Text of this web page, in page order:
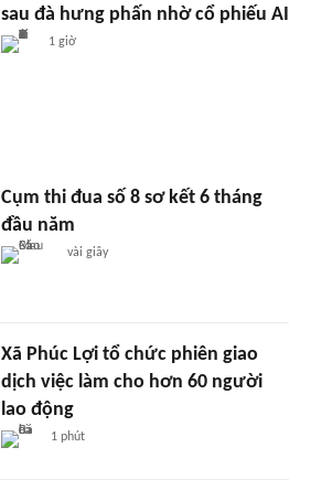
sau đà hưng phấn nhờ cổ phiếu AI
1 giờ
Cụm thi đua số 8 sơ kết 6 tháng
đầu năm
vài giây
Xã Phúc Lợi tổ chức phiên giao
dịch việc làm cho hơn 60 người
lao động
1 phút